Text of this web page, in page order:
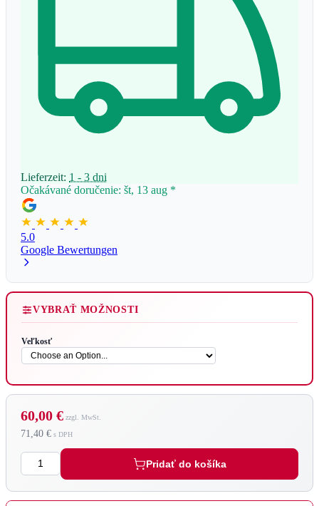
Lieferzeit: 1 - 3 dni
Očakávané doručenie: št, 13 aug *
5.0
Google Bewertungen
VYBRAŤ MOŽNOSTI
Veľkosť
71,40 €
60,00 €
Množstvo
Pridať do košíka